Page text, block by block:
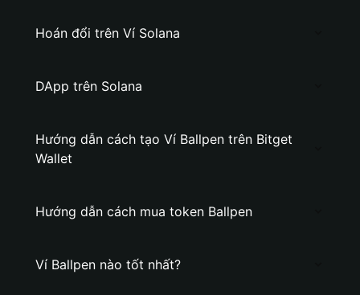
Hoán đổi trên Ví Solana
DApp trên Solana
Hướng dẫn cách tạo Ví Ballpen trên Bitget
Wallet
Hướng dẫn cách mua token Ballpen
Ví Ballpen nào tốt nhất?